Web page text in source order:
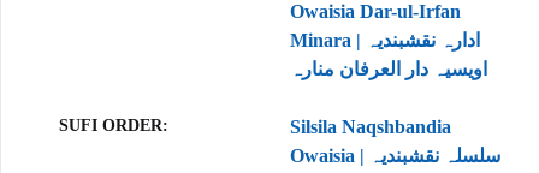
Owaisia Dar-ul-Irfan
Minara | ادارہ نقشبندیہ
اویسیہ دار العرفان منارہ
SUFI ORDER
Silsila Naqshbandia
Owaisia | سلسلہ نقشبندیہ